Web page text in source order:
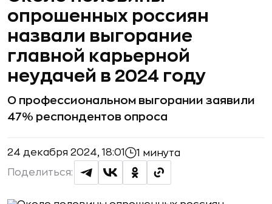
опрошенных россиян
назвали выгорание
главной карьерной
неудачей в 2024 году
О профессиональном выгорании заявили
47% респондентов опроса
24 декабря 2024, 18:01 1 минута
Поделиться: